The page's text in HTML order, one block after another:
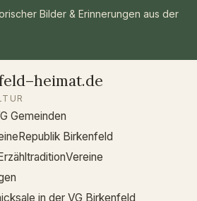
Bilder & Erinnerungen aus der
Gemeinden
Republik Birkenfeld
Vereine
in der VG Birkenfeld